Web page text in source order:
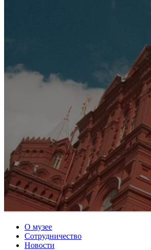
О музее
Сотрудничество
Новости